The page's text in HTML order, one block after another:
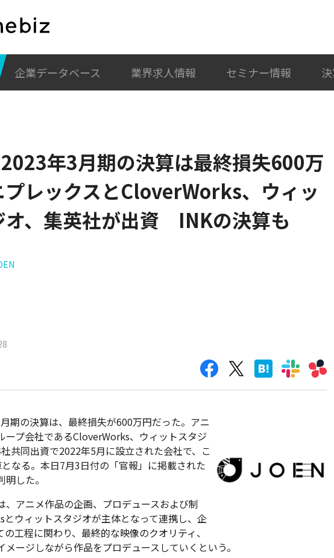
企業データベース 業界求人情報 セミナー情報
年3月期の決算は最終損失600万
レックスとCloverWorks、ウィッ
オ、集英社が出資 INKの決算も
期の決算は、最終損失が600万円だった。アニ
ープ会社であるCloverWorks、ウィットスタジ
共同出資で2022年5月に設立された会社で、こ
なる。本日7月3日付の「官報」に掲載された
明した。
、アニメ作品の企画、プロデュースおよび制
ウィットスタジオが主体となって連携し、企
工程に関わり、最終的な映像のクオリティ、
メージしながら作品をプロデュースしていくという。